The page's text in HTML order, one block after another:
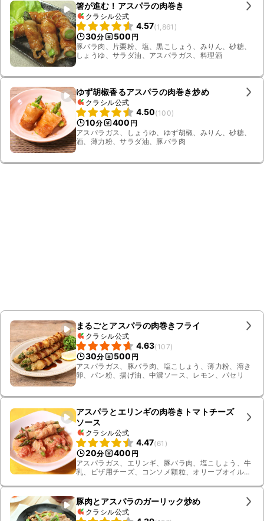
箸が進む！アスパラの肉巻き
クラシル公式
4.57(1,861 )
30分 500 円
豚バラ肉、片栗粉、塩、黒こしょう、みりん、砂糖、
しょうゆ、サラダ油、アスパラガス、料理酒
ゆず胡椒香るアスパラの肉巻き炒め
クラシル公式
4.50(100)
10分 400 円
アスパラガス、しょうゆ、ゆず胡椒、みりん、砂糖、
酒、薄力粉、サラダ油、豚バラ肉
まるごとアスパラの肉巻きフライ
クラシル公式
4.63(107)
30分 500 円
アスパラガス、豚バラ肉、塩こしょう、薄力粉、溶き
卵、パン粉、揚げ油、中濃ソース、レモン、パセリ
アスパラとエリンギの肉巻きトマトチーズ
ソース
クラシル公式
4.47(61 )
20分 400 円
アスパラガス、エリンギ、豚バラ肉、塩こしょう、牛
乳、ピザ用チーズ、コンソメ顆粒、オリーブオイル、
豚肉とアスパラのガーリック炒め
クラシル公式